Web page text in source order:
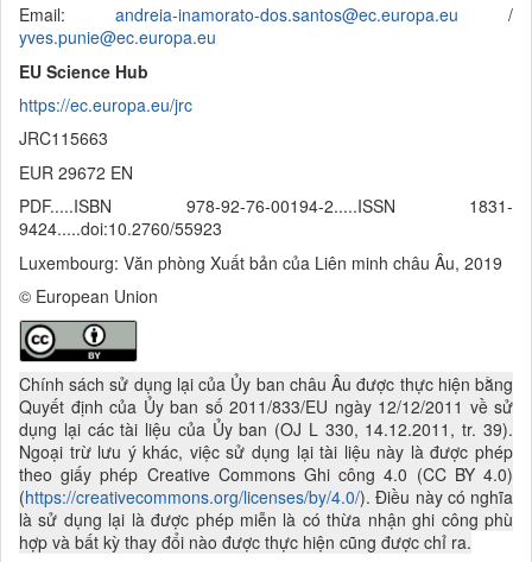
Email: andreia-inamorato-dos.santos@ec.europa.eu /
yves.punie@ec.europa.eu
EU Science Hub
https://ec.europa.eu/jrc
JRC115663
EUR 29672 EN
PDF.....ISBN 978-92-76-00194-2.....ISSN 1831-
9424.....doi:10.2760/55923
Luxembourg: Văn phòng Xuất bản của Liên minh châu Âu, 2019
© European Union
Chính sách sử dụng lại của Ủy ban châu Âu được thực hiện bằng
Quyết định của Ủy ban số 2011/833/EU ngày 12/12/2011 về sử
dụng lại các tài liệu của Ủy ban (OJ L 330, 14.12.2011, tr. 39).
Ngoại trừ lưu ý khác, việc sử dụng lại tài liệu này là được phép
theo giấy phép Creative Commons Ghi công 4.0 (CC BY 4.0)
(https://creativecommons.org/licenses/by/4.0/). Điều này có nghĩa
là sử dụng lại là được phép miễn là có thừa nhận ghi công phù
hợp và bất kỳ thay đổi nào được thực hiện cũng được chỉ ra.